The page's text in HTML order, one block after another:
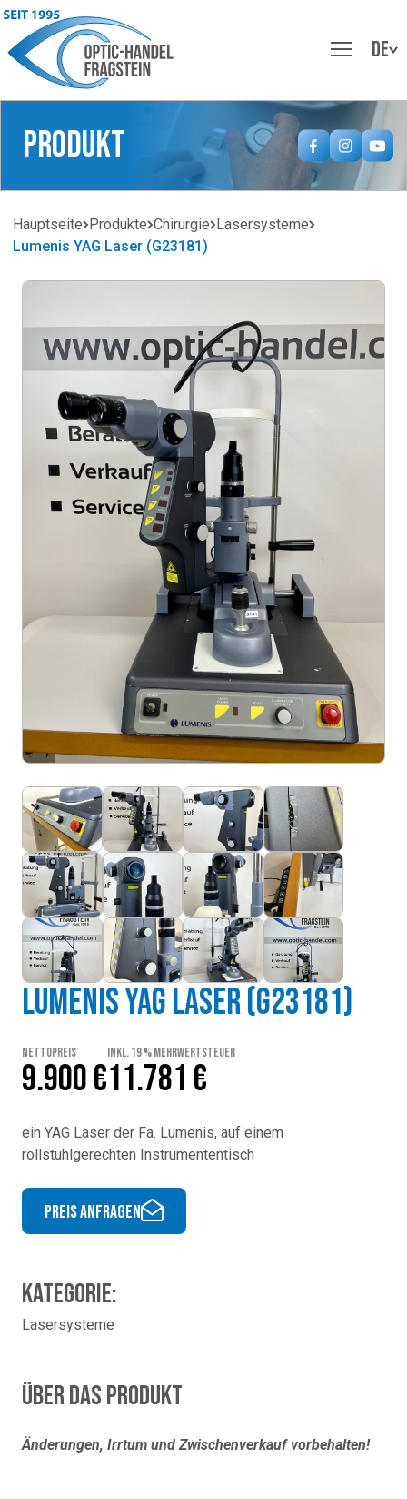
DE
Produkt
Hauptseite Produkte Chirurgie Lasersysteme
Lumenis YAG Laser (G23181)
Lumenis YAG Laser (G23181)
Nettopreis
9.900 €
inkl. 19 % Mehrwertsteuer
11.781 €
ein YAG Laser der Fa. Lumenis, auf einem
rollstuhlgerechten Instrumententisch
Preis anfragen
Kategorie:
Lasersysteme
Über das Produkt
Änderungen, Irrtum und Zwischenverkauf vorbehalten!